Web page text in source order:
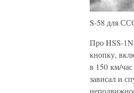
S-58 для
Про HSS-1N
кнопку,
в 150 км/
зависал и